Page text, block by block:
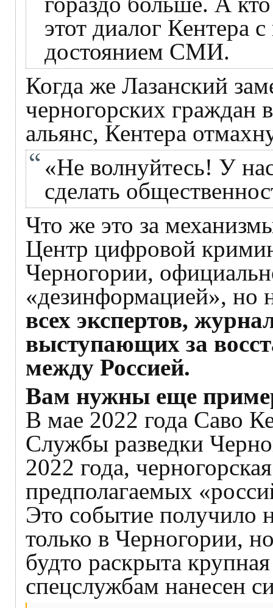
этот диалог Кентера
достоянием СМИ.
Когда же Лазанский
черногорских граждан
альянс, Кентера
«Не волнуйтесь! У
сделать
Что же это за
Центр цифровой
Черногории,
«дезинформацией», но
всех экспертов,
выступающих за
между Россией.
Вам нужны еще
В мае 2022 года Саво
Службы разведки
2022 года,
предполагаемых
Это событие получило
только в Черногории,
будто раскрыта
спецслужбам нанесен